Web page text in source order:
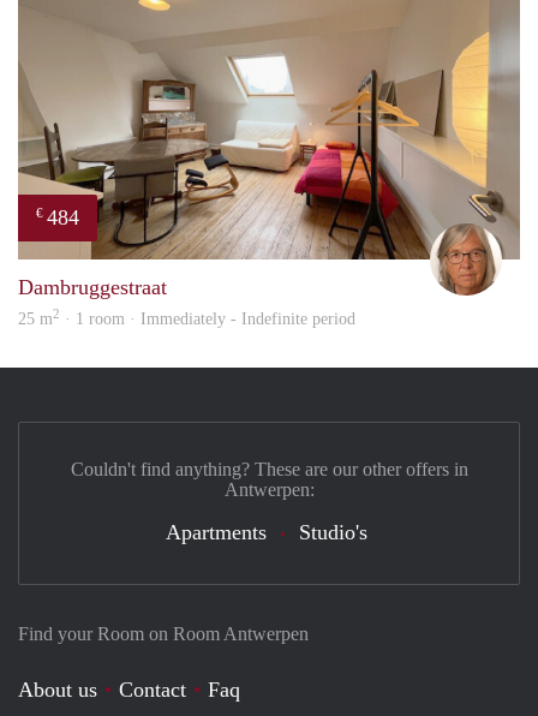
€ 484
Dambruggestraat
25 m2 · 1 room · Immediately - Indefinite period
Find your Room on Room Antwerpen
About us Contact Faq
Couldn't find anything? These are our other offers in
Antwerpen:
Apartments Studio's